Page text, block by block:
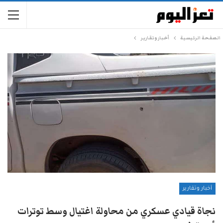
الصفحة الرئيسية أخبار وتقارير
أخبار وتقارير
نجاة قيادي عسكري من محاولة اغتيال وسط توترات